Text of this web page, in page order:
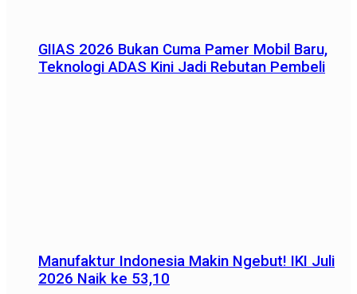
GIIAS 2026 Bukan Cuma Pamer Mobil Baru,
Teknologi ADAS Kini Jadi Rebutan Pembeli
Manufaktur Indonesia Makin Ngebut! IKI Juli
2026 Naik ke 53,10